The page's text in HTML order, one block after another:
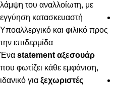
λάμψη του αναλλοίωτη, με
εγγύηση κατασκευαστή
Υποαλλεργικό και φιλικό προς
την επιδερμίδα
Ένα statement αξεσουάρ
που φωτίζει κάθε εμφάνιση,
ιδανικό για ξεχωριστές